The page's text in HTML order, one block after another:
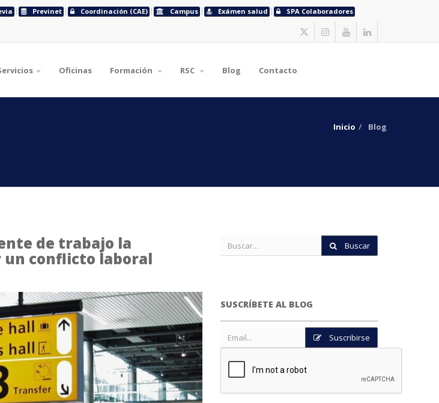
Previnet Coordinación (CAE) Campus Exámen salud SPA Colaboradores
Oficinas Formación RSC Blog Contacto
Inicio Blog
de trabajo la
un conflicto laboral
Buscar
SUSCRÍBETE AL BLOG
Suscribirse